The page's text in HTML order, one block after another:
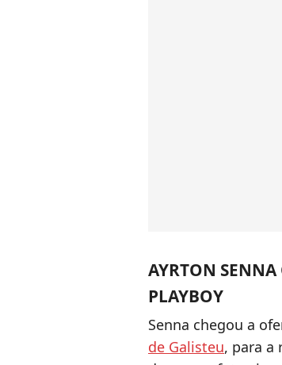
AYRTON SENNA
PLAYBOY
Senna chegou a
de Galisteu, para a